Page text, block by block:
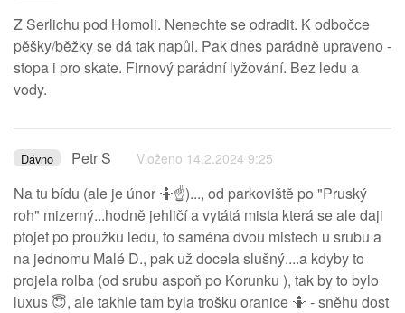
Z Serlichu pod Homoli. Nenechte se odradit. K odbočce
pěšky/běžky se dá tak napůl. Pak dnes parádně upraveno -
stopa i pro skate. Firnový parádní lyžování. Bez ledu a
vody.
Dávno Petr S Vloženo 14.2.2024 9:25
Na tu bídu (ale je únor 🤷☝️)..., od parkoviště po "Pruský
roh" mizerný...hodně jehličí a vytátá mista která se ale daji
ptojet po proužku ledu, to saména dvou mistech u srubu a
na jednomu Malé D., pak už docela slušný....a kdyby to
projela rolba (od srubu aspoň po Korunku ), tak by to bylo
luxus 😇, ale takhle tam byla trošku oranice 🤷 - sněhu dost